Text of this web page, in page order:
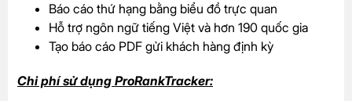
Báo cáo thứ hạng bằng biểu đồ trực quan
Hỗ trợ ngôn ngữ tiếng Việt và hơn 190 quốc gia
Tạo báo cáo PDF gửi khách hàng định kỳ
Chi phí sử dụng ProRankTracker: